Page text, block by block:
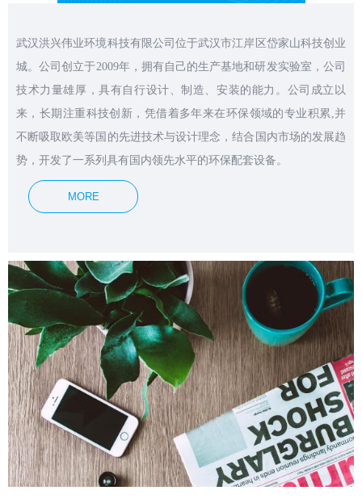
武汉洪兴伟业环境科技有限公司位于武汉市江岸区岱家山科技创业
城。公司创立于2009年，拥有自己的生产基地和研发实验室，公司
技术力量雄厚，具有自行设计、制造、安装的能力。公司成立以
来，长期注重科技创新，凭借着多年来在环保领域的专业积累,并
不断吸取欧美等国的先进技术与设计理念，结合国内市场的发展趋
势，开发了一系列具有国内领先水平的环保配套设备。
MORE